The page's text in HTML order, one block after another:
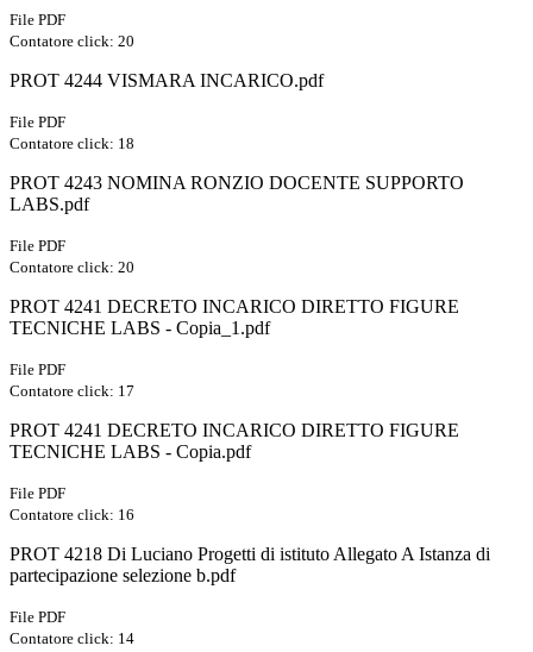
File PDF
Contatore click: 20
PROT 4244 VISMARA INCARICO.pdf
File PDF
Contatore click: 18
PROT 4243 NOMINA RONZIO DOCENTE SUPPORTO
LABS.pdf
File PDF
Contatore click: 20
PROT 4241 DECRETO INCARICO DIRETTO FIGURE
TECNICHE LABS - Copia_1.pdf
File PDF
Contatore click: 17
PROT 4241 DECRETO INCARICO DIRETTO FIGURE
TECNICHE LABS - Copia.pdf
File PDF
Contatore click: 16
PROT 4218 Di Luciano Progetti di istituto Allegato A Istanza di
partecipazione selezione b.pdf
File PDF
Contatore click: 14